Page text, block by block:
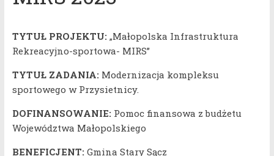
TYTUŁ PROJEKTU:„Małopolska Infrastruktura
Rekreacyjno-sportowa- MIRS”
TYTUŁ ZADANIA:Modernizacja kompleksu
sportowego w Przysietnicy.
DOFINANSOWANIE:Pomoc finansowa z budżetu
Województwa Małopolskiego
BENEFICJENT:Gmina Stary Sącz